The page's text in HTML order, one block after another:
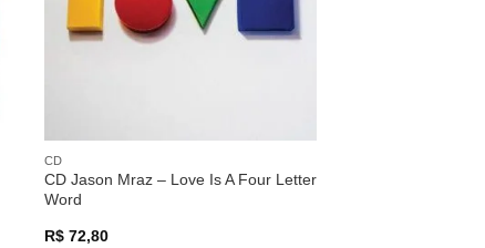
CD
CD Jason Mraz – Love Is A Four Letter
Word
R$72,80